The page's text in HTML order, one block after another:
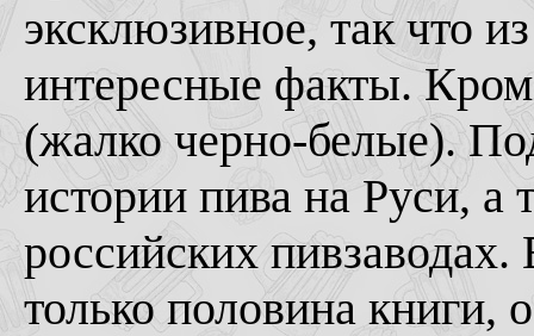
эксклюзивное, так что
интересные факты.
(жалко черно-белые).
истории пива на Руси,
российских
только половина книги,